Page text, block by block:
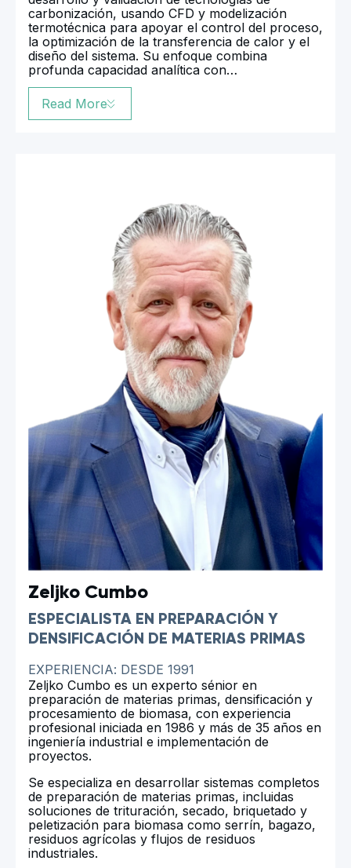
carbonización, usando CFD y modelización
termotécnica para apoyar el control del proceso,
la optimización de la transferencia de calor y el
diseño del sistema. Su enfoque combina
profunda capacidad analítica con
implementación práctica de ingeniería y
desempeña un papel clave en el desarrollo de
sistemas de carbonización eficientes,
Read More
Zeljko Cumbo
ESPECIALISTA EN PREPARACIÓN Y
DENSIFICACIÓN DE MATERIAS PRIMAS
EXPERIENCIA: DESDE 1991
Zeljko Cumbo es un experto sénior en
preparación de materias primas, densificación y
procesamiento de biomasa, con experiencia
profesional iniciada en 1986 y más de 35 años en
ingeniería industrial e implementación de
proyectos.
Se especializa en desarrollar sistemas completos
de preparación de materias primas, incluidas
soluciones de trituración, secado, briquetado y
peletización para biomasa como serrín, bagazo,
residuos agrícolas y flujos de residuos
industriales.